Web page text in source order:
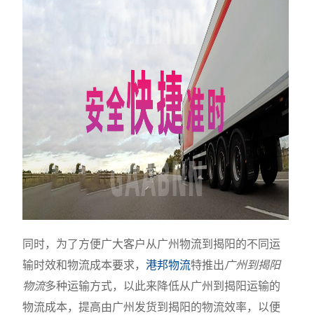
同时，为了方便广大客户从广州物流到揭阳的不同运
输时效和物流成本要求，港邦物流特推出广州到揭阳
物流多种运输方式，以此来降低从广州到揭阳运输的
物流成本，提高由广州发货到揭阳的物流效率，以便